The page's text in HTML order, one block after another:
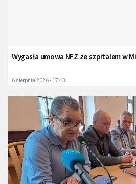
Wygasła umowa NFZ ze szpitalem w
6 sierpnia 2026 - 17:43